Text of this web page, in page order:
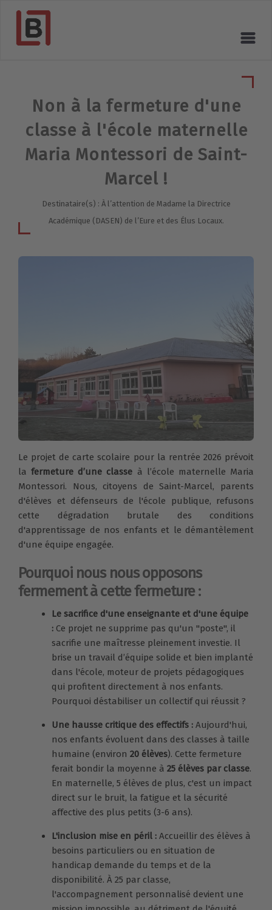
Non à la fermeture d'une
classe à l'école maternelle
Maria Montessori de Saint-
Marcel !
Destinataire(s) : À l’attention de Madame la Directrice
Académique (DASEN) de l’Eure et des Élus Locaux.
Le projet de carte scolaire pour la rentrée 2026 prévoit
lafermeture d’une classe à l’école maternelle Maria
Montessori. Nous, citoyens de Saint-Marcel, parents
d'élèves et défenseurs de l'école publique, refusons
cette dégradation brutale des conditions
d'apprentissage de nos enfants et le démantèlement
d'une équipe engagée.
Pourquoi nous nous opposons
fermement à cette fermeture :
Le sacrifice d'une enseignante et d'une équipe
: Ce projet ne supprime pas qu'un "poste", il
sacrifie une maîtresse pleinement investie. Il
brise un travail d’équipe solide et bien implanté
dans l'école, moteur de projets pédagogiques
qui profitent directement à nos enfants.
Pourquoi déstabiliser un collectif qui réussit ?
Une hausse critique des effectifs : Aujourd'hui,
nos enfants évoluent dans des classes à taille
humaine (environ 20 élèves). Cette fermeture
ferait bondir la moyenne à 25 élèves par classe.
En maternelle, 5 élèves de plus, c'est un impact
direct sur le bruit, la fatigue et la sécurité
affective des plus petits (3-6 ans).
L'inclusion mise en péril : Accueillir des élèves à
besoins particuliers ou en situation de
handicap demande du temps et de la
disponibilité. À 25 par classe,
l'accompagnement personnalisé devient une